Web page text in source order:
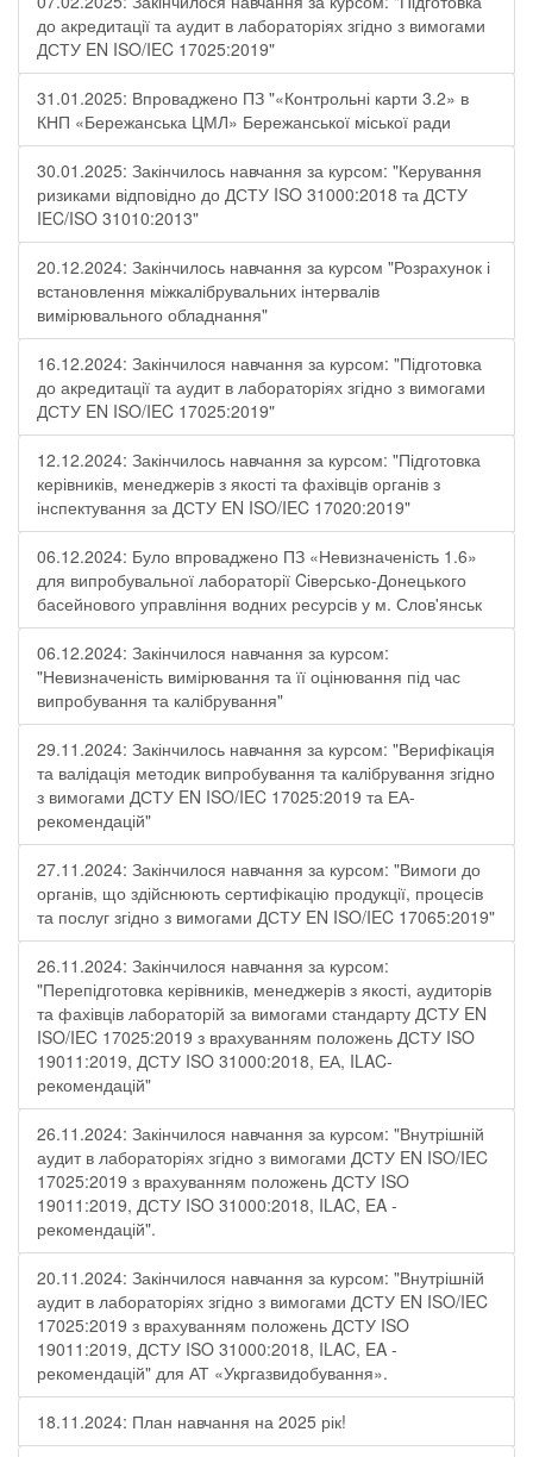
до акредитації та аудит в лабораторіях згідно з вимогами
ДСТУ EN ISO/IEC 17025:2019"
31.01.2025: Впроваджено ПЗ "«Контрольні карти 3.2» в
КНП «Бережанська ЦМЛ» Бережанської міської ради
30.01.2025: Закінчилось навчання за курсом: "Керування
ризиками відповідно до ДСТУ ISO 31000:2018 та ДСТУ
IEC/ISO 31010:2013"
20.12.2024: Закінчилось навчання за курсом "Розрахунок і
встановлення міжкалібрувальних інтервалів
вимірювального обладнання"
16.12.2024: Закінчилося навчання за курсом: "Підготовка
до акредитації та аудит в лабораторіях згідно з вимогами
ДСТУ EN ISO/IEC 17025:2019"
12.12.2024: Закінчилось навчання за курсом: "Підготовка
керівників, менеджерів з якості та фахівців органів з
інспектування за ДСТУ EN ISO/IEC 17020:2019"
06.12.2024: Було впроваджено ПЗ «Невизначеність 1.6»
для випробувальної лабораторії Cіверсько-Донецького
басейнового управління водних ресурсів у м. Слов'янськ
06.12.2024: Закінчилося навчання за курсом:
"Невизначеність вимірювання та її оцінювання під час
випробування та калібрування"
29.11.2024: Закінчилось навчання за курсом: "Верифікація
та валідація методик випробування та калібрування згідно
з вимогами ДСТУ EN ISO/IEC 17025:2019 та ЕА-
рекомендацій"
27.11.2024: Закінчилося навчання за курсом: "Вимоги до
органів, що здійснюють сертифікацію продукції, процесів
та послуг згідно з вимогами ДСТУ EN ISO/IEC 17065:2019"
26.11.2024: Закінчилося навчання за курсом:
"Перепідготовка керівників, менеджерів з якості, аудиторів
та фахівців лабораторій за вимогами стандарту ДСТУ EN
ISO/IEC 17025:2019 з врахуванням положень ДСТУ ISO
19011:2019, ДСТУ ISO 31000:2018, ЕА, ILAC-
рекомендацій"
26.11.2024: Закінчилося навчання за курсом: "Внутрішній
аудит в лабораторіях згідно з вимогами ДСТУ EN ISO/IEC
17025:2019 з врахуванням положень ДСТУ ISO
19011:2019, ДСТУ ISO 31000:2018, ILAC, EA -
рекомендацій".
20.11.2024: Закінчилося навчання за курсом: "Внутрішній
аудит в лабораторіях згідно з вимогами ДСТУ EN ISO/IEC
17025:2019 з врахуванням положень ДСТУ ISO
19011:2019, ДСТУ ISO 31000:2018, ILAC, EA -
рекомендацій" для АТ «Укргазвидобування».
18.11.2024: План навчання на 2025 рік!